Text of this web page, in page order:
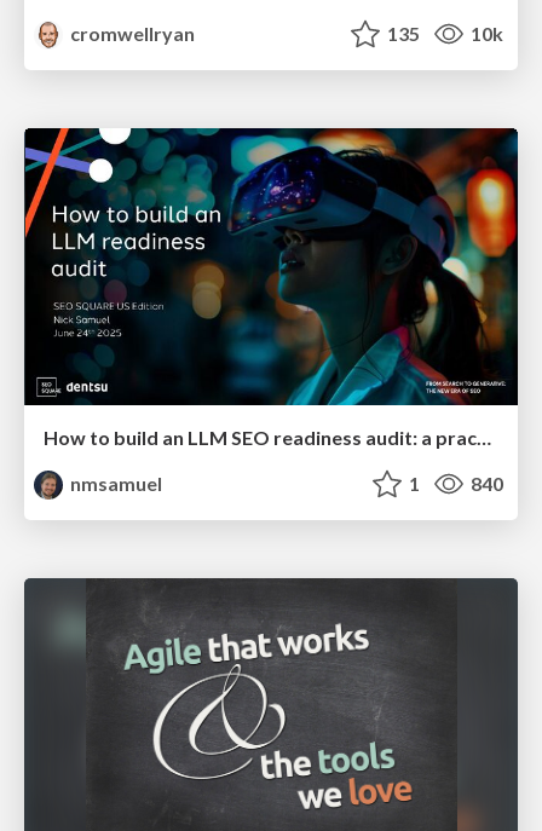
cromwellryan
135 10k
How to build an LLM SEO readiness audit: a practical framework
nmsamuel
1 840